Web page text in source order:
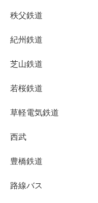
秩父鉄道
紀州鉄道
芝山鉄道
若桜鉄道
草軽電気鉄道
西武
豊橋鉄道
路線バス